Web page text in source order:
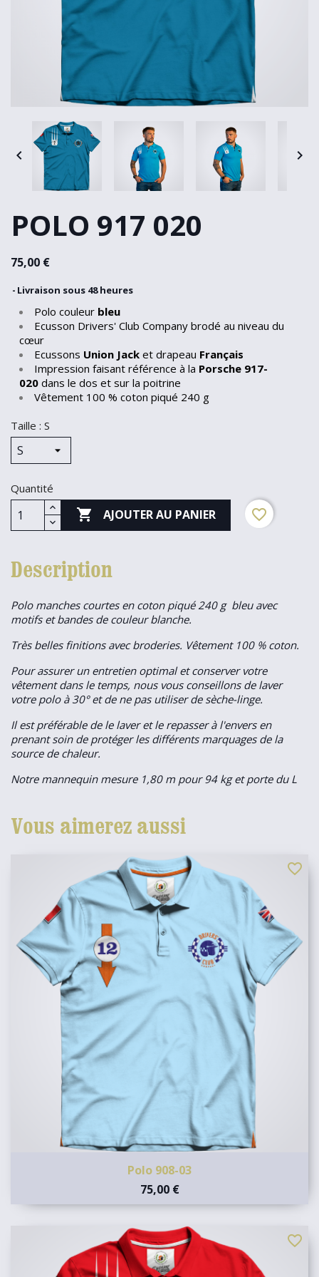
 
POLO 917 020
75,00 €
Livraison sous 48 heures
Polo couleur bleu
Ecusson Drivers' Club Company brodé au niveau du
cœur
Ecussons Union Jack et drapeau Français
Impression faisant référence à la Porsche 917-
020 dans le dos et sur la poitrine
Vêtement 100 % coton piqué 240 g
Taille : S
Quantité
 AJOUTER AU PANIER favorite_border
Description
Polo manches courtes en coton piqué 240 g bleu avec
motifs et bandes de couleur blanche.
Très belles finitions avec broderies. Vêtement 100 % coton.
Pour assurer un entretien optimal et conserver votre
vêtement dans le temps, nous vous conseillons de laver
votre polo à 30° et de ne pas utiliser de sèche-linge.
Il est préférable de le laver et le repasser à l'envers en
prenant soin de protéger les différents marquages de la
source de chaleur.
Notre mannequin mesure 1,80 m pour 94 kg et porte du L
Vous aimerez aussi
Polo 908-03
75,00 €
favorite_border
favorite_border